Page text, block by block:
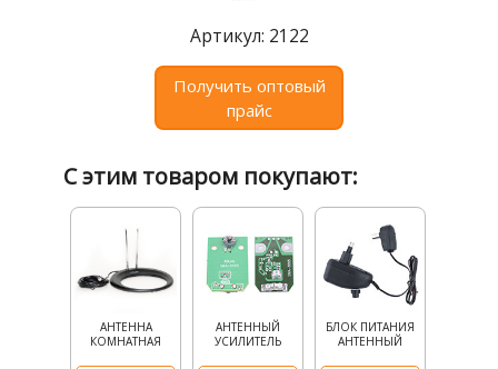
news@signalelectronics.ru
Артикул: 2122
Получить оптовый
прайс
С этим товаром покупают:
АНТЕННА
КОМНАТНАЯ
АНТЕННЫЙ
УСИЛИТЕЛЬ
БЛОК ПИТАНИЯ
АНТЕННЫЙ